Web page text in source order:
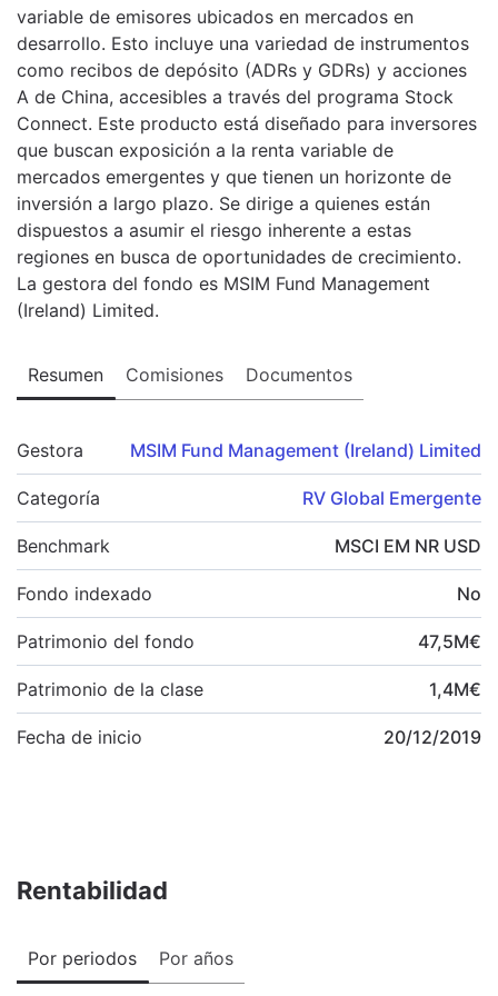
variable de emisores ubicados en mercados en
desarrollo. Esto incluye una variedad de instrumentos
como recibos de depósito (ADRs y GDRs) y acciones
A de China, accesibles a través del programa Stock
Connect. Este producto está diseñado para inversores
que buscan exposición a la renta variable de
mercados emergentes y que tienen un horizonte de
inversión a largo plazo. Se dirige a quienes están
dispuestos a asumir el riesgo inherente a estas
regiones en busca de oportunidades de crecimiento.
La gestora del fondo es MSIM Fund Management
(Ireland) Limited.
Resumen Comisiones Documentos
Gestora MSIM Fund Management (Ireland) Limited
Categoría RV Global Emergente
Benchmark MSCI EM NR USD
Fondo indexado No
Patrimonio del fondo 47,5M€
Patrimonio de la clase 1,4M€
Fecha de inicio 20/12/2019
Rentabilidad
Por periodos Por años